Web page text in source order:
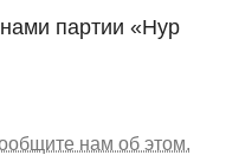
партии «Нур
нам об этом.